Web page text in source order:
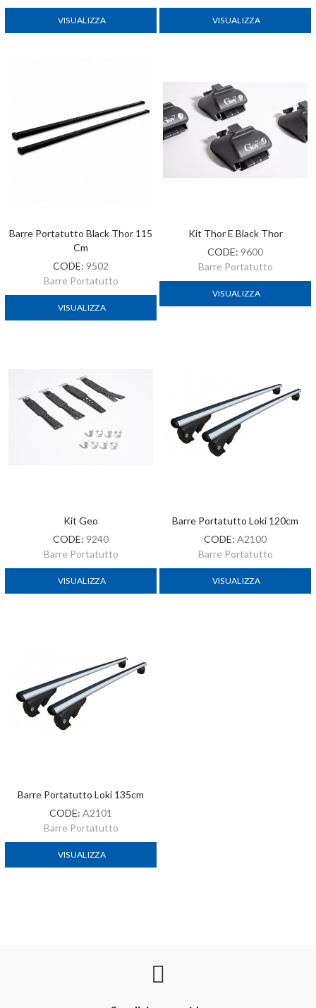
VISUALIZZA VISUALIZZA
Barre Portatutto Black Thor 115
Cm
CODE: 9502
Barre Portatutto
VISUALIZZA
Kit Thor E Black Thor
CODE: 9600
Barre Portatutto
VISUALIZZA
Kit Geo
CODE: 9240
Barre Portatutto
VISUALIZZA
Barre Portatutto Loki 120cm
CODE: A2100
Barre Portatutto
VISUALIZZA
Barre Portatutto Loki 135cm
CODE: A2101
Barre Portatutto
VISUALIZZA